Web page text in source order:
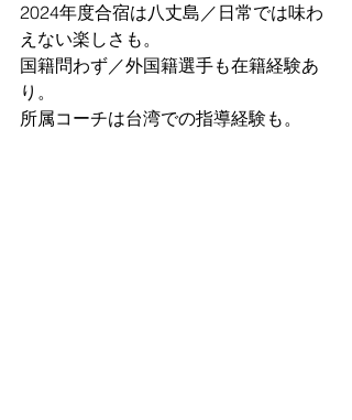
2024年度合宿は八丈島／日常では味わ
えない楽しさも。
国籍問わず／外国籍選手も在籍経験あ
り。
所属コーチは台湾での指導経験も。